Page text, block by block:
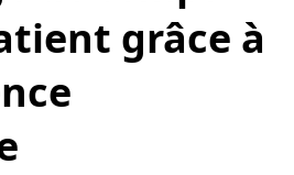
grâce à